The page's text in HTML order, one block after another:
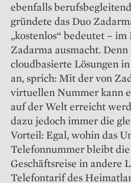
ebenfalls
gründete das Duo
„kostenlos“ bedeutet –
Zadarma ausmacht.
cloud­basierte Lösungen
an, sprich: Mit der von
virtuellen Nummer kann
auf der Welt erreicht
dazu jedoch immer die
Vorteil: Egal, wohin das
Telefonnummer bleibt
Geschäftsreise in andere
Telefontarif des